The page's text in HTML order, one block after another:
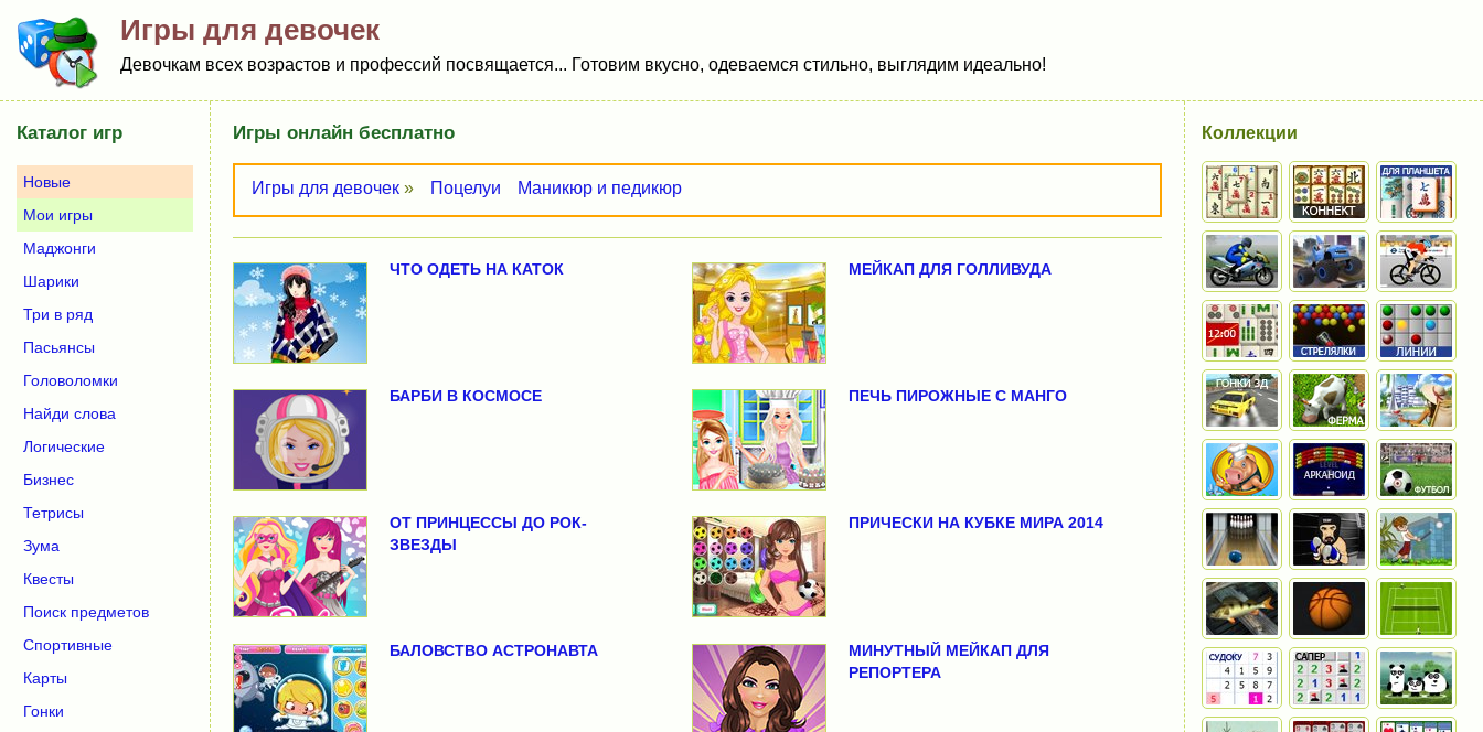
Игры для девочек
Девочкам всех возрастов и профессий посвящается... Готовим вкусно, одеваемся стильно, выглядим идеально!
Игры онлайн бесплатно
Игры для девочек » Поцелуи Маникюр и педикюр
ЧТО ОДЕТЬ НА КАТОК МЕЙКАП ДЛЯ ГОЛЛИВУДА
БАРБИ В КОСМОСЕ ПЕЧЬ ПИРОЖНЫЕ С МАНГО
ОТ ПРИНЦЕССЫ ДО РОК-
ЗВЕЗДЫ
ПРИЧЕСКИ НА КУБКЕ МИРА 2014
БАЛОВСТВО АСТРОНАВТА
МИНУТНЫЙ МЕЙКАП ДЛЯ
РЕПОРТЕРА
Каталог игр
Новые
Мои игры
Маджонги
Шарики
Три в ряд
Пасьянсы
Головоломки
Найди слова
Логические
Бизнес
Тетрисы
Зума
Квесты
Поиск предметов
Спортивные
Карты
Гонки
Коллекции